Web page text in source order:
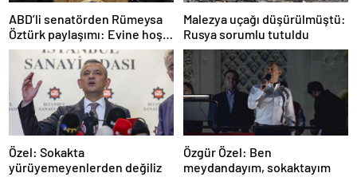
ABD’li senatörden Rümeysa
Öztürk paylaşımı: Evine hoş
geldin!
Malezya uçağı düşürülmüştü:
Rusya sorumlu tutuldu
Özel: Sokakta
yürüyemeyenlerden değiliz
Özgür Özel: Ben
meydandayım, sokaktayım